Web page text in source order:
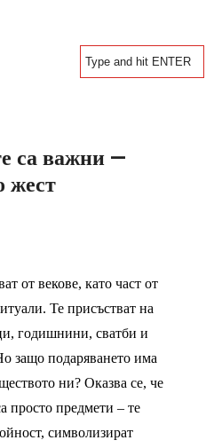
са важни —
жест
от векове, като част от
Те присъстват на
годишнини, сватби и
защо подаряването има
ни? Оказва се, че
просто предмети – те
символизират